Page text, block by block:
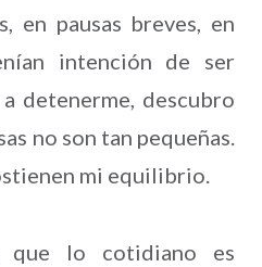
en pausas breves, en
intención de ser
detenerme, descubro
no son tan pequeñas.
mi equilibrio.
que lo cotidiano es